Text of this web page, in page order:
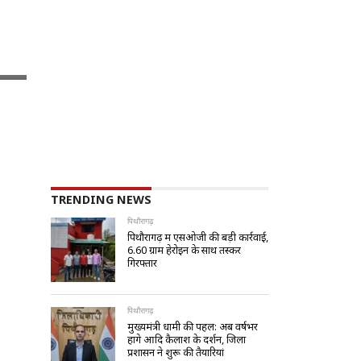
TRENDING NEWS
पिथौरागढ़
पिथौरागढ़ में एसओजी की बड़ी कार्रवाई,
6.60 ग्राम हेरोइन के साथ तस्कर
गिरफ्तार
पिथौरागढ़
मुख्यमंत्री धामी की पहल: अब वर्षभर
होंगे आदि कैलाश के दर्शन, जिला
प्रशासन ने शुरू की तैयारियां